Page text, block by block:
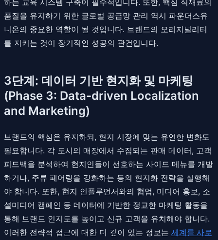
품질을 유지하기 위한 글로벌 공급망 관리 역시 파운더스유
니온의 중요한 역할이 될 것입니다. 브랜드의 오리지널리티
를 지키는 것이 장기적인 성공의 관건입니다.
3단계: 데이터 기반 현지화 및 마케팅
(Phase 3: Data-driven Localization
and Marketing)
브랜드의 핵심은 유지하되, 현지 시장에 맞는 유연한 변화도
필요합니다. 각 도시의 매장에서 수집되는 판매 데이터, 고객
피드백을 분석하여 현지인들이 선호하는 사이드 메뉴를 개발
하거나, 주류 페어링을 강화하는 등의 현지화 전략을 실행해
야 합니다. 또한, 현지 인플루언서와의 협업, 미디어 홍보, 소
셜미디어 캠페인 등 데이터에 기반한 정교한 마케팅 활동을
통해 브랜드 인지도를 높이고 신규 고객을 유치해야 합니다.
이러한 전략적 접근에 대한 더 깊이 있는 정보는 세계를 사로